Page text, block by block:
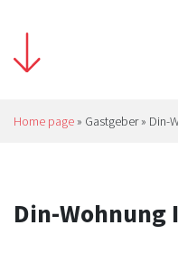
Home page » Gastgeber» Din-
Din-Wohnung I